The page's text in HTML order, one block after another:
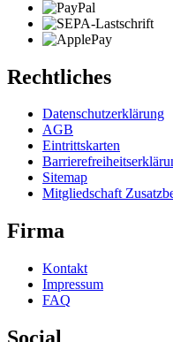
Rechtliches
Datenschutzerklärung
AGB
Eintrittskarten
Sitemap
Mitgliedschaft
Firma
Kontakt
Impressum
FAQ